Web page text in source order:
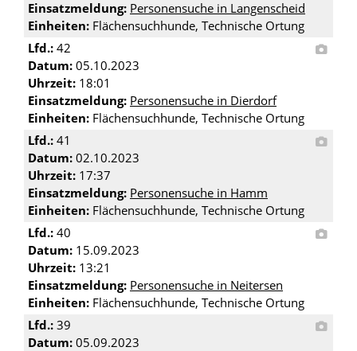
Einsatzmeldung: Personensuche in Langenscheid
Einheiten: Flächensuchhunde, Technische Ortung
Lfd.: 42
Datum: 05.10.2023
Uhrzeit: 18:01
Einsatzmeldung: Personensuche in Dierdorf
Einheiten: Flächensuchhunde, Technische Ortung
Lfd.: 41
Datum: 02.10.2023
Uhrzeit: 17:37
Einsatzmeldung: Personensuche in Hamm
Einheiten: Flächensuchhunde, Technische Ortung
Lfd.: 40
Datum: 15.09.2023
Uhrzeit: 13:21
Einsatzmeldung: Personensuche in Neitersen
Einheiten: Flächensuchhunde, Technische Ortung
Lfd.: 39
Datum: 05.09.2023